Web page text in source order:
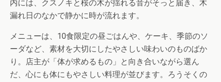
内には、クスノキと桜の木が揺れる音がそっと届き、木
漏れ日のなかで静かに時が流れます。
メニューは、10食限定の昼ごはんや、ケーキ、季節のソ
ーダなど、素材を大切にしたやさしい味わいのものばか
り。店主が「体が求めるもの」と向き合いながら選ん
だ、心にも体にもやさしい料理が並びます。ろうそくの